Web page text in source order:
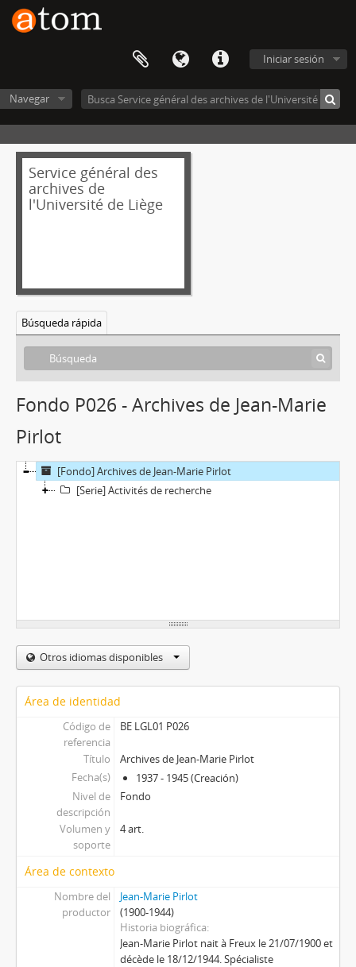
Iniciar sesión
Navegar
Service général des
archives de
l'Université de Liège
Búsqueda rápida
Fondo P026 - Archives de Jean-Marie
Pirlot
[Fondo] Archives de Jean-Marie Pirlot
[Serie] Activités de recherche
Otros idiomas disponibles
Área de identidad
Código de
referencia
BE LGL01 P026
Título
Archives de Jean-Marie Pirlot
Fecha(s)
1937 - 1945 (Creación)
Nivel de
descripción
Fondo
Volumen y
soporte
4 art.
Área de contexto
Nombre del
productor
Jean-Marie Pirlot
(1900-1944)
Historia biográfica
Jean-Marie Pirlot nait à Freux le 21/07/1900 et
décède le 18/12/1944. Spécialiste